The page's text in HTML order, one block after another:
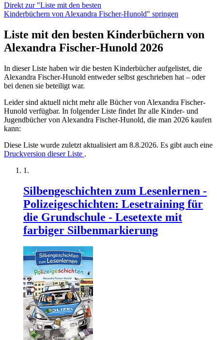
Direkt zur "Liste mit den besten
Kinderbüchern von Alexandra Fischer-Hunold" springen
Liste mit den besten Kinderbüchern von
Alexandra Fischer-Hunold 2026
In dieser Liste haben wir die besten Kinderbücher aufgelistet, die
Alexandra Fischer-Hunold entweder selbst geschrieben hat – oder
bei denen sie beteiligt war.
Leider sind aktuell nicht mehr alle Bücher von Alexandra Fischer-
Hunold verfügbar. In folgender Liste findet Ihr alle Kinder- und
Jugendbücher von Alexandra Fischer-Hunold, die man 2026 kaufen
kann:
Diese Liste wurde zuletzt aktualisiert am 8.8.2026. Es gibt auch eine
Druckversion dieser Liste .
Silbengeschichten zum Lesenlernen -
Polizeigeschichten: Lesetraining für
die Grundschule - Lesetexte mit
farbiger Silbenmarkierung